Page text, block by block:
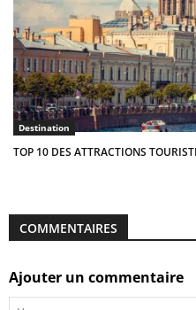
Destination
TOP 10 DES ATTRACTIONS
COMMENTAIRES
Ajouter un commentaire
Votre